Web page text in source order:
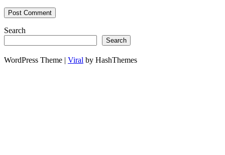
Search
Search
WordPress Theme | Viral by HashThemes